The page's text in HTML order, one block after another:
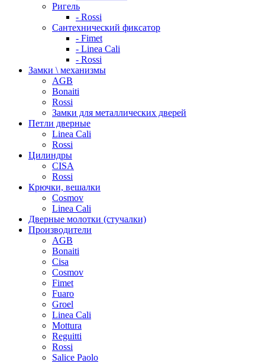
Ригель
- Rossi
Сантехнический фиксатор
- Fimet
- Linea Cali
- Rossi
Замки \ механизмы
AGB
Bonaiti
Rossi
Замки для металлических дверей
Петли дверные
Linea Cali
Rossi
Цилиндры
CISA
Rossi
Крючки, вешалки
Cosmov
Linea Cali
Дверные молотки (стучалки)
Производители
AGB
Bonaiti
Cisa
Cosmov
Fimet
Fuaro
Groel
Linea Cali
Mottura
Reguitti
Rossi
Salice Paolo